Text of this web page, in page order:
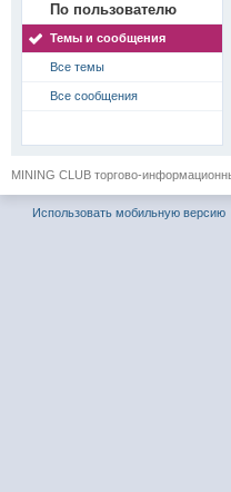
По пользователю
Темы и сообщения
Все темы
Все сообщения
MINING CLUB торгово-
Использовать мобильную версию